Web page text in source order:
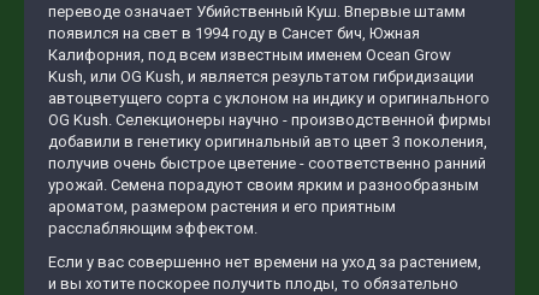
переводе означает Убийственный Куш. Впервые штамм
появился на свет в 1994 году в Сансет бич, Южная
Калифорния, под всем известным именем Ocean Grow
Kush, или OG Kush, и является результатом гибридизации
автоцветущего сорта с уклоном на индику и оригинального
OG Kush. Селекционеры научно - производственной фирмы
добавили в генетику оригинальный авто цвет 3 поколения,
получив очень быстрое цветение - соответственно ранний
урожай. Семена порадуют своим ярким и разнообразным
ароматом, размером растения и его приятным
расслабляющим эффектом.
Если у вас совершенно нет времени на уход за растением,
и вы хотите поскорее получить плоды, то обязательно